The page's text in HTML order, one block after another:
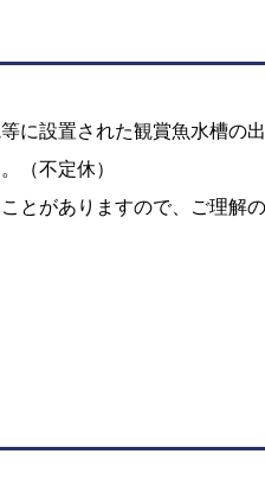
に設置された観賞魚水槽の
（不定休）
とがありますので、ご理解